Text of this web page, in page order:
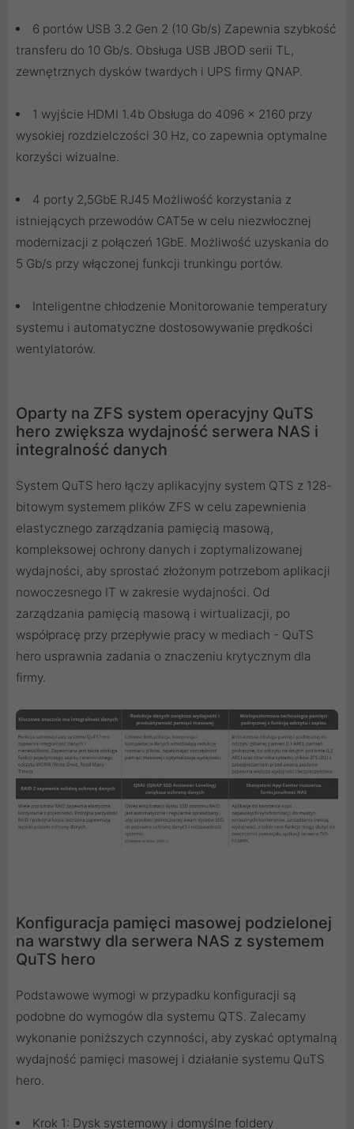
6 portów USB 3.2 Gen 2 (10 Gb/s) Zapewnia szybkość
transferu do 10 Gb/s. Obsługa USB JBOD serii TL,
zewnętrznych dysków twardych i UPS firmy QNAP.
1 wyjście HDMI 1.4b Obsługa do 4096 x 2160 przy
wysokiej rozdzielczości 30 Hz, co zapewnia optymalne
korzyści wizualne.
4 porty 2,5GbE RJ45 Możliwość korzystania z
istniejących przewodów CAT5e w celu niezwłocznej
modernizacji z połączeń 1GbE. Możliwość uzyskania do
5 Gb/s przy włączonej funkcji trunkingu portów.
Inteligentne chłodzenie Monitorowanie temperatury
systemu i automatyczne dostosowywanie prędkości
wentylatorów.
Oparty na ZFS system operacyjny QuTS
hero zwiększa wydajność serwera NAS i
integralność danych
System QuTS hero łączy aplikacyjny system QTS z 128-
bitowym systemem plików ZFS w celu zapewnienia
elastycznego zarządzania pamięcią masową,
kompleksowej ochrony danych i zoptymalizowanej
wydajności, aby sprostać złożonym potrzebom aplikacji
nowoczesnego IT w zakresie wydajności. Od
zarządzania pamięcią masową i wirtualizacji, po
współpracę przy przepływie pracy w mediach - QuTS
hero usprawnia zadania o znaczeniu krytycznym dla
firmy.
Konfiguracja pamięci masowej podzielonej
na warstwy dla serwera NAS z systemem
QuTS hero
Podstawowe wymogi w przypadku konfiguracji są
podobne do wymogów dla systemu QTS. Zalecamy
wykonanie poniższych czynności, aby zyskać optymalną
wydajność pamięci masowej i działanie systemu QuTS
hero.
Krok 1: Dysk systemowy i domyślne foldery